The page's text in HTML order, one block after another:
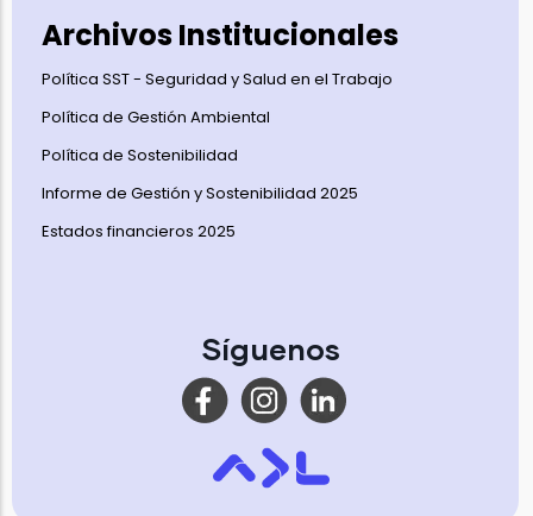
Archivos Institucionales
Política SST - Seguridad y Salud en el Trabajo
Política de Gestión Ambiental
Política de Sostenibilidad
Informe de Gestión y Sostenibilidad 2025
Estados financieros 2025
Síguenos